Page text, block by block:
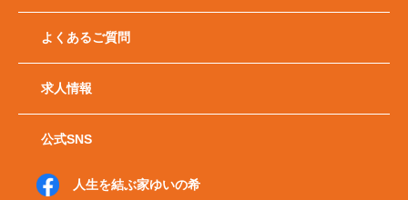
よくあるご質問
求人情報
公式SNS
人生を結ぶ家ゆいの希